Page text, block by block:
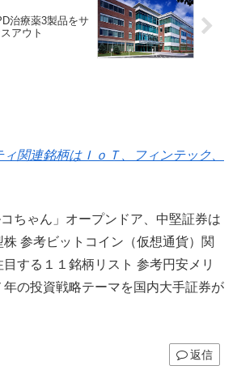
治療薬3製品をサ
アウト
関連銘柄はＩｏＴ、フィンテック、
ちゃん」オープンドア、中堅証券は
参考ビットコイン（仮想通貨）関
する１１銘柄リスト 参考円安メリ
年の投資戦略テーマを国内大手証券が
返信